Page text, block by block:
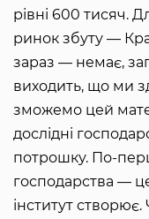
рівні 600 тисяч.
ринок збуту —
зараз — немає,
виходить, що ми
зможемо цей
дослідні
потрошку. По-
господарства —
інститут